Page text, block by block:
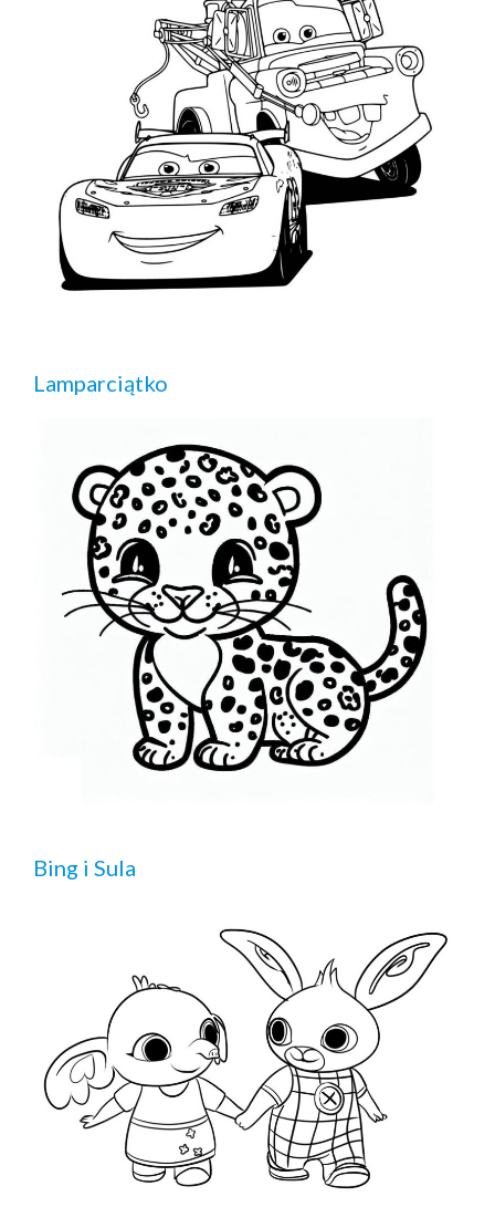
Lamparciątko
Bing i Sula